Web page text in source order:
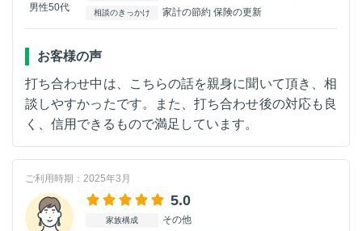
男性50代 相談のきっかけ 家計の節約 保険の更新
お客様の声
打ち合わせ中は、こちらの話を親身に聞いて頂き、相
談しやすかったです。また、打ち合わせ後の対応も良
く、信用できるもので満足しています。
ご利用時期：2025年3月
5.0
家族構成 その他